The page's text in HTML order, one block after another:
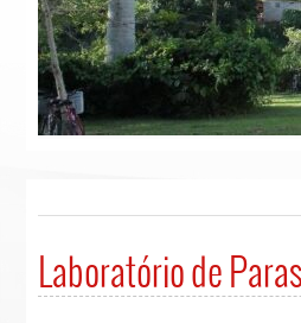
Laboratório de